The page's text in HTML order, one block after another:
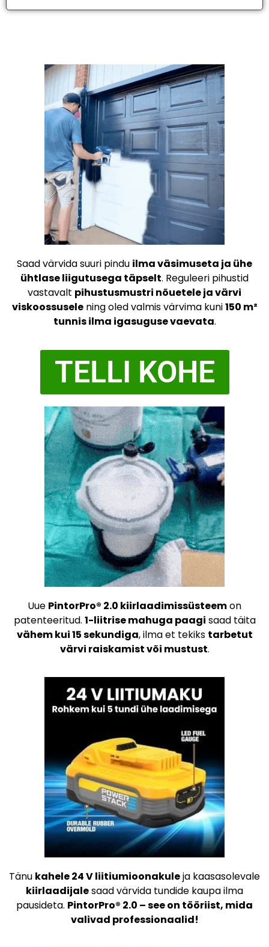
Saad värvida suuri pindu ilma väsimuseta ja ühe
ühtlase liigutusega täpselt. Reguleeri pihustid
vastavalt pihustusmustri nõuetele ja värvi
viskoossuselening oled valmis värvima kuni150 m²
tunnis ilma igasuguse vaevata.
TELLI KOHE
Uue PintorPro® 2.0 kiirlaadimissüsteemon
patenteeritud. 1-liitrise mahuga paagi saad täita
vähem kui 15 sekundiga, ilma et tekiks tarbetut
värvi raiskamist või mustust.
Tänu kahele 24 V liitiumioonakuleja kaasasolevale
kiirlaadijalesaad värvida tundide kaupa ilma
pausideta. PintorPro® 2.0 – see on tööriist, mida
valivad professionaalid!